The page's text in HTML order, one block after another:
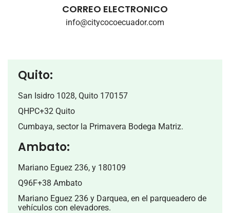
CORREO ELECTRONICO
info@citycocoecuador.com
Quito:
San Isidro 1028, Quito 170157
QHPC+32 Quito
Cumbaya, sector la Primavera Bodega Matriz.
Ambato:
Mariano Eguez 236, y 180109
Q96F+38 Ambato
Mariano Eguez 236 y Darquea, en el parqueadero de
vehículos con elevadores.